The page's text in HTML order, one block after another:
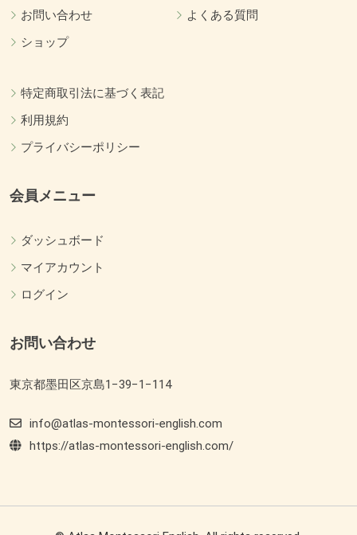
お問い合わせ
よくある質問
ショップ
特定商取引法に基づく表記
利用規約
プライバシーポリシー
会員メニュー
ダッシュボード
マイアカウント
ログイン
お問い合わせ
東京都墨田区京島1−39−1−114
info@atlas-montessori-english.com
https://atlas-montessori-english.com/